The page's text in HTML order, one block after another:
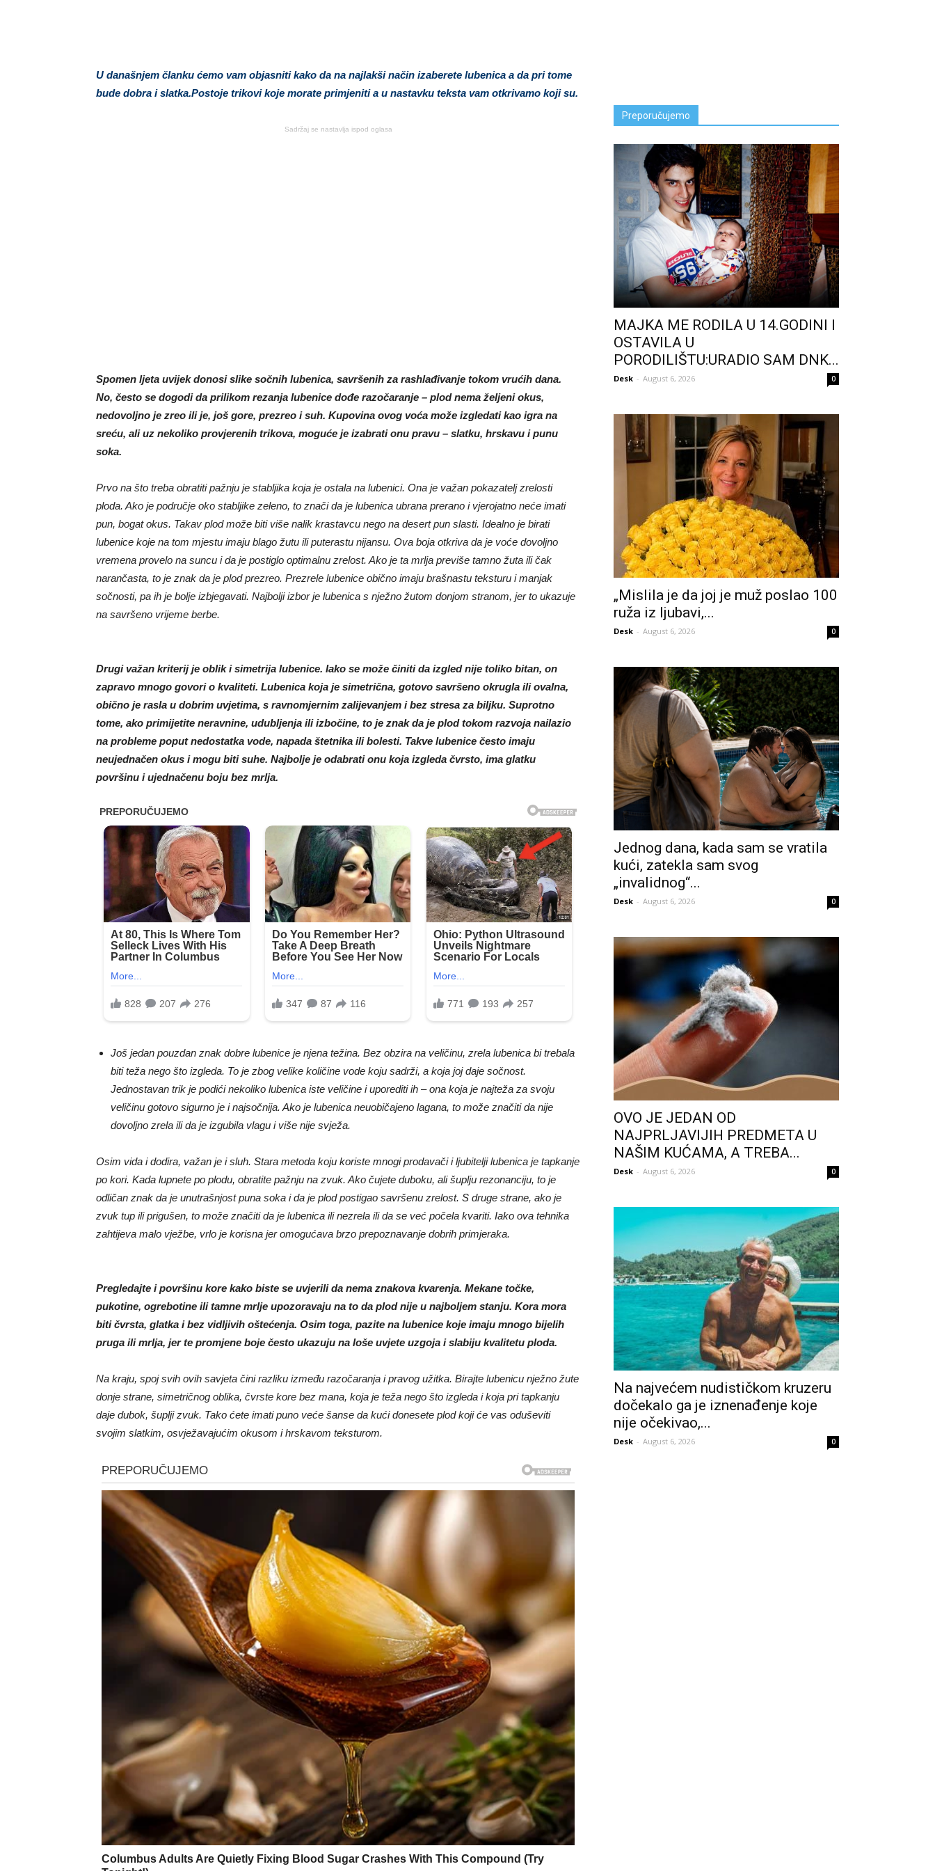
U današnjem članku ćemo vam objasniti kako da na najlakši način izaberete lubenica a da pri tome
bude dobra i slatka.Postoje trikovi koje morate primjeniti a u nastavku teksta vam otkrivamo koji su.
Sadržaj se nastavlja ispod oglasa
Spomen ljeta uvijek donosi slike sočnih lubenica, savršenih za rashlađivanje tokom vrućih dana.
No, često se dogodi da prilikom rezanja lubenice dođe razočaranje – plod nema željeni okus,
nedovoljno je zreo ili je, još gore, prezreo i suh. Kupovina ovog voća može izgledati kao igra na
sreću, ali uz nekoliko provjerenih trikova, moguće je izabrati onu pravu – slatku, hrskavu i punu
soka.
Prvo na što treba obratiti pažnju je stabljika koja je ostala na lubenici. Ona je važan pokazatelj zrelosti
ploda. Ako je područje oko stabljike zeleno, to znači da je lubenica ubrana prerano i vjerojatno neće imati
pun, bogat okus. Takav plod može biti više nalik krastavcu nego na desert pun slasti. Idealno je birati
lubenice koje na tom mjestu imaju blago žutu ili puterastu nijansu. Ova boja otkriva da je voće dovoljno
vremena provelo na suncu i da je postiglo optimalnu zrelost. Ako je ta mrlja previše tamno žuta ili čak
narančasta, to je znak da je plod prezreo. Prezrele lubenice obično imaju brašnastu teksturu i manjak
sočnosti, pa ih je bolje izbjegavati. Najbolji izbor je lubenica s nježno žutom donjom stranom, jer to ukazuje
na savršeno vrijeme berbe.
Drugi važan kriterij je oblik i simetrija lubenice. Iako se može činiti da izgled nije toliko bitan, on
zapravo mnogo govori o kvaliteti. Lubenica koja je simetrična, gotovo savršeno okrugla ili ovalna,
obično je rasla u dobrim uvjetima, s ravnomjernim zalijevanjem i bez stresa za biljku. Suprotno
tome, ako primijetite neravnine, udubljenja ili izbočine, to je znak da je plod tokom razvoja nailazio
na probleme poput nedostatka vode, napada štetnika ili bolesti. Takve lubenice često imaju
neujednačen okus i mogu biti suhe. Najbolje je odabrati onu koja izgleda čvrsto, ima glatku
površinu i ujednačenu boju bez mrlja.
Još jedan pouzdan znak dobre lubenice je njena težina. Bez obzira na veličinu, zrela lubenica bi trebala
biti teža nego što izgleda. To je zbog velike količine vode koju sadrži, a koja joj daje sočnost.
Jednostavan trik je podići nekoliko lubenica iste veličine i uporediti ih – ona koja je najteža za svoju
veličinu gotovo sigurno je i najsočnija. Ako je lubenica neuobičajeno lagana, to može značiti da nije
dovoljno zrela ili da je izgubila vlagu i više nije svježa.
Osim vida i dodira, važan je i sluh. Stara metoda koju koriste mnogi prodavači i ljubitelji lubenica je tapkanje
po kori. Kada lupnete po plodu, obratite pažnju na zvuk. Ako čujete duboku, ali šuplju rezonanciju, to je
odličan znak da je unutrašnjost puna soka i da je plod postigao savršenu zrelost. S druge strane, ako je
zvuk tup ili prigušen, to može značiti da je lubenica ili nezrela ili da se već počela kvariti. Iako ova tehnika
zahtijeva malo vježbe, vrlo je korisna jer omogućava brzo prepoznavanje dobrih primjeraka.
Pregledajte i površinu kore kako biste se uvjerili da nema znakova kvarenja. Mekane točke,
pukotine, ogrebotine ili tamne mrlje upozoravaju na to da plod nije u najboljem stanju. Kora mora
biti čvrsta, glatka i bez vidljivih oštećenja. Osim toga, pazite na lubenice koje imaju mnogo bijelih
pruga ili mrlja, jer te promjene boje često ukazuju na loše uvjete uzgoja i slabiju kvalitetu ploda.
Na kraju, spoj svih ovih savjeta čini razliku između razočaranja i pravog užitka. Birajte lubenicu nježno žute
donje strane, simetričnog oblika, čvrste kore bez mana, koja je teža nego što izgleda i koja pri tapkanju
daje dubok, šuplji zvuk. Tako ćete imati puno veće šanse da kući donesete plod koji će vas oduševiti
svojim slatkim, osvježavajućim okusom i hrskavom teksturom.
Preporučujemo
MAJKA ME RODILA U 14.GODINI I
OSTAVILA U
PORODILIŠTU:URADIO SAM DNK...
Desk - August 6, 2026 0
„Mislila je da joj je muž poslao 100
ruža iz ljubavi,...
Desk - August 6, 2026 0
Jednog dana, kada sam se vratila
kući, zatekla sam svog
„invalidnog“...
Desk - August 6, 2026 0
OVO JE JEDAN OD
NAJPRLJAVIJIH PREDMETA U
NAŠIM KUĆAMA, A TREBA...
Desk - August 6, 2026 0
Na najvećem nudističkom kruzeru
dočekalo ga je iznenađenje koje
nije očekivao,...
Desk - August 6, 2026 0